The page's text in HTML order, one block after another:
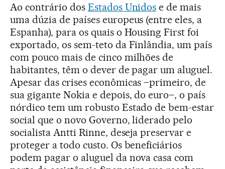
Ao contrário dos Estados Unidos e de mais
uma dúzia de países europeus (entre eles, a
Espanha), para os quais o Housing First foi
exportado, os sem-teto da Finlândia, um país
com pouco mais de cinco milhões de
habitantes, têm o dever de pagar um aluguel.
Apesar das crises econômicas –primeiro, de
sua gigante Nokia e depois, do euro–, o país
nórdico tem um robusto Estado de bem-estar
social que o novo Governo, liderado pelo
socialista Antti Rinne, deseja preservar e
proteger a todo custo. Os beneficiários
podem pagar o aluguel da nova casa com